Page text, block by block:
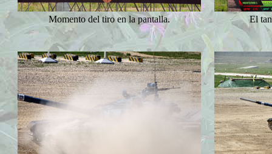
Momento del tiro en la pantalla. El